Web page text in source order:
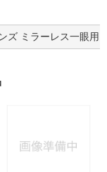
ズ ミラーレス一眼用